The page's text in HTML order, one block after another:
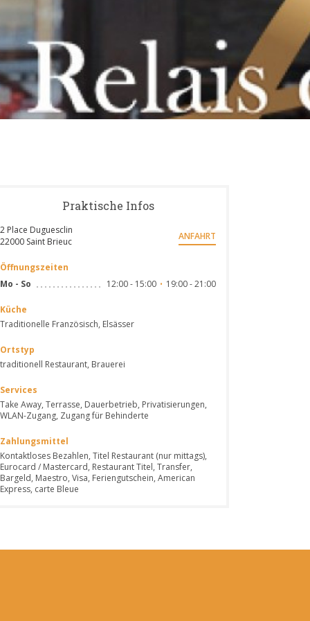
Praktische Infos
2 Place Duguesclin
22000 Saint Brieuc((öffnet ein neues Fenster)) ANFAHRT
Öffnungszeiten
Mo - So 12:00 - 15:00 • 19:00 - 21:00
Küche
Traditionelle Französisch, Elsässer
Ortstyp
traditionell Restaurant, Brauerei
Services
Take Away, Terrasse, Dauerbetrieb, Privatisierungen,
WLAN-Zugang, Zugang für Behinderte
Zahlungsmittel
Kontaktloses Bezahlen, Titel Restaurant (nur mittags),
Eurocard / Mastercard, Restaurant Titel, Transfer,
Bargeld, Maestro, Visa, Feriengutschein, American
Express, carte Bleue